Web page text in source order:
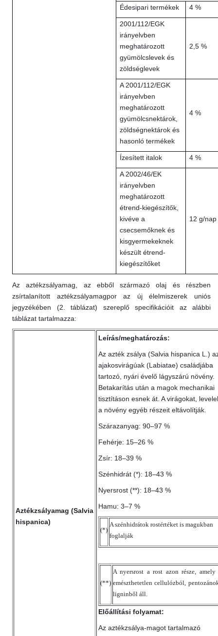
Édesipari termékek 4 %
2001/112/EGK
irányelvben
meghatározott
gyümölcslevek és
zöldséglevek
2,5 %
A 2001/112/EGK
irányelvben
meghatározott
gyümölcsnektárok,
zöldségnektárok és
hasonló termékek
4 %
Ízesített italok 4 %
A 2002/46/EK
irányelvben
meghatározott
étrend-kiegészítők,
kivéve a
csecsemőknek és
kisgyermekeknek
készült étrend-
kiegészítőket
12 g/nap
Az aztékzsályamag, az ebből származó olaj és részben
zsírtalanított aztékzsályamagpor az új élelmiszerek uniós
jegyzékében (2. táblázat) szereplő specifikációit az alábbi
táblázat tartalmazza:
Aztékzsályamag (Salvia
hispanica)
Leírás/meghatározás:
Az azték zsálya (Salvia hispanica L.)
ajakosvirágúak (Labiatae) családjába
tartozó, nyári évelő lágyszárú növény.
Betakarítás után a magok mechanikai
tisztításon esnek át. A virágokat,
a növény egyéb részeit eltávolítják.
Szárazanyag: 90–97 %
Fehérje: 15–26 %
Zsír: 18–39 %
Szénhidrát (*): 18–43 %
Nyersrost (**): 18–43 %
Hamu: 3–7 %
(*)
A szénhidrátok rostértéket is magukban
foglalják
(**)
A nyersrost a rost azon része, amely
emészthetetlen cellulózból,
ligninből áll.
Előállítási folyamat:
Az aztékzsálya-magot tartalmazó